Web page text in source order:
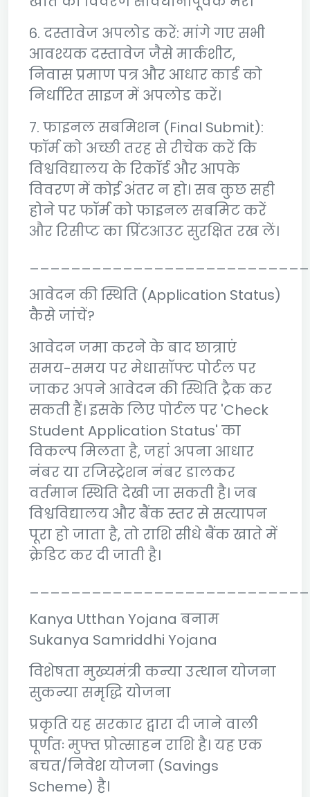
6. दस्तावेज अपलोड करें: मांगे गए सभी
आवश्यक दस्तावेज जैसे मार्कशीट,
निवास प्रमाण पत्र और आधार कार्ड को
निर्धारित साइज में अपलोड करें।
7. फाइनल सबमिशन (Final Submit):
फॉर्म को अच्छी तरह से रीचेक करें कि
विश्वविद्यालय के रिकॉर्ड और आपके
विवरण में कोई अंतर न हो। सब कुछ सही
होने पर फॉर्म को फाइनल सबमिट करें
और रिसीप्ट का प्रिंटआउट सुरक्षित रख लें।
आवेदन की स्थिति (Application Status)
कैसे जांचें?
आवेदन जमा करने के बाद छात्राएं
समय-समय पर मेधासॉफ्ट पोर्टल पर
जाकर अपने आवेदन की स्थिति ट्रैक कर
सकती हैं। इसके लिए पोर्टल पर 'Check
Student Application Status' का
विकल्प मिलता है, जहां अपना आधार
नंबर या रजिस्ट्रेशन नंबर डालकर
वर्तमान स्थिति देखी जा सकती है। जब
विश्वविद्यालय और बैंक स्तर से सत्यापन
पूरा हो जाता है, तो राशि सीधे बैंक खाते में
क्रेडिट कर दी जाती है।
Kanya Utthan Yojana बनाम
Sukanya Samriddhi Yojana
विशेषता मुख्यमंत्री कन्या उत्थान योजना
सुकन्या समृद्धि योजना
प्रकृति यह सरकार द्वारा दी जाने वाली
पूर्णतः मुफ्त प्रोत्साहन राशि है। यह एक
बचत/निवेश योजना (Savings
Scheme) है।